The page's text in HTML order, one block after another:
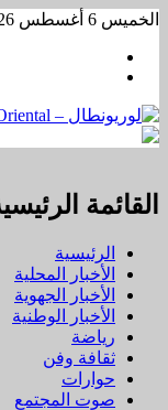
تخطي
المحتوى
الخميس 6 أغسطس 2026
القائمة
الرئيسية
الأخبار المحلية
الأخبار الجهوية
الأخبار الوطنية
رياضة
ثقافة وفن
حوارات
صوت المجتمع